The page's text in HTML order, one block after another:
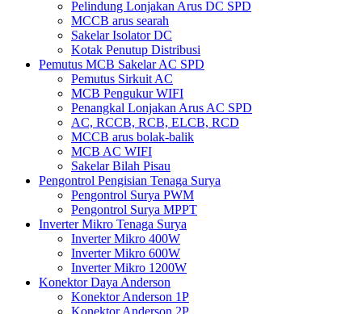
Pelindung Lonjakan Arus DC SPD
MCCB arus searah
Sakelar Isolator DC
Kotak Penutup Distribusi
Pemutus MCB Sakelar AC SPD
Pemutus Sirkuit AC
MCB Pengukur WIFI
Penangkal Lonjakan Arus AC SPD
AC, RCCB, RCB, ELCB, RCD
MCCB arus bolak-balik
MCB AC WIFI
Sakelar Bilah Pisau
Pengontrol Pengisian Tenaga Surya
Pengontrol Surya PWM
Pengontrol Surya MPPT
Inverter Mikro Tenaga Surya
Inverter Mikro 400W
Inverter Mikro 600W
Inverter Mikro 1200W
Konektor Daya Anderson
Konektor Anderson 1P
Konektor Anderson 2P